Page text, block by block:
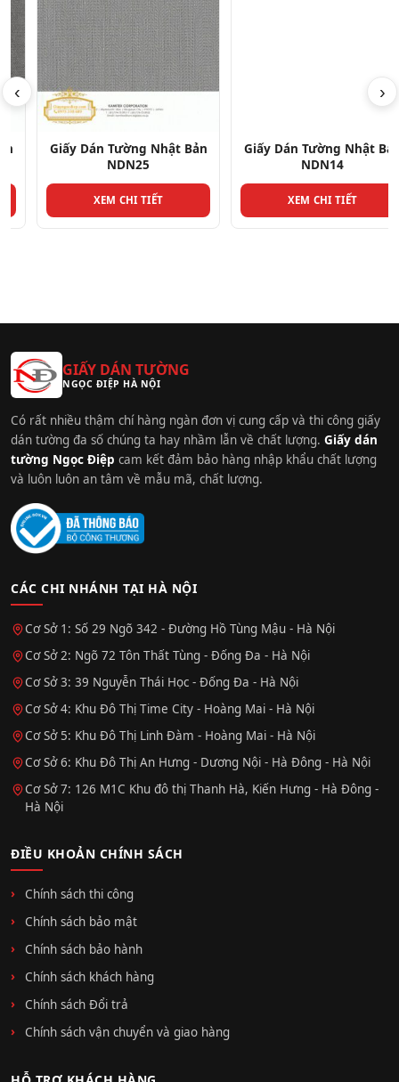
‹
Giấy Dán Tường Nhật Bản
NDN25
XEM CHI TIẾT
Giấy Dán Tường Nhật Bản
NDN14
XEM CHI TIẾT
›
GIẤY DÁN TƯỜNG
NGỌC ĐIỆP HÀ NỘI
Có rất nhiều thậm chí hàng ngàn đơn vị cung cấp và thi công giấy
dán tường đa số chúng ta hay nhầm lẫn về chất lượng. Giấy dán
tường Ngọc Điệp cam kết đảm bảo hàng nhập khẩu chất lượng
và luôn luôn an tâm về mẫu mã, chất lượng.
CÁC CHI NHÁNH TẠI HÀ NỘI
Cơ Sở 1: Số 29 Ngõ 342 - Đường Hồ Tùng Mậu - Hà Nội
Cơ Sở 2: Ngõ 72 Tôn Thất Tùng - Đống Đa - Hà Nội
Cơ Sở 3: 39 Nguyễn Thái Học - Đống Đa - Hà Nội
Cơ Sở 4: Khu Đô Thị Time City - Hoàng Mai - Hà Nội
Cơ Sở 5: Khu Đô Thị Linh Đàm - Hoàng Mai - Hà Nội
Cơ Sở 6: Khu Đô Thị An Hưng - Dương Nội - Hà Đông - Hà Nội
Cơ Sở 7: 126 M1C Khu đô thị Thanh Hà, Kiến Hưng - Hà Đông -
Hà Nội
ĐIỀU KHOẢN CHÍNH SÁCH
Chính sách thi công
Chính sách bảo mật
Chính sách bảo hành
Chính sách khách hàng
Chính sách Đổi trả
Chính sách vận chuyển và giao hàng